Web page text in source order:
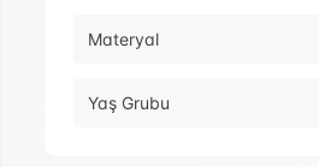
Materyal
Yaş Grubu